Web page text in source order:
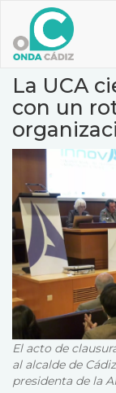
contenido
principal
La UCA
con un
El acto de
al alcalde de
presidenta de la